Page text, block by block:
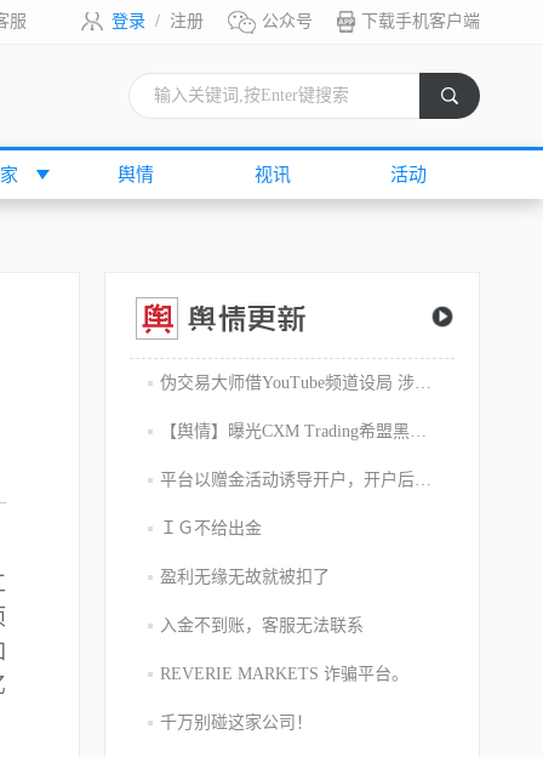
登录 / 注册 公众号 下载手机客户端
服
舆情 视讯 活动
伪交易大师借YouTube频道设局 涉嫌1800万美元庞氏骗局
【舆情】曝光CXM Trading希盟黑幕：平台擅自下单 异常交易致30多万美金账户爆仓 客户资金遭无故转移
平台以赠金活动诱导开户，开户后入金容易出金难，难细究
ＩＧ不给出金
盈利无缘无故就被扣了
入金不到账，客服无法联系
REVERIE MARKETS 诈骗平台。
千万别碰这家公司！